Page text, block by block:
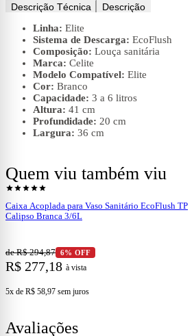
Descrição Técnica
Descrição
Linha: Elite
Sistema de Descarga: EcoFlush
Composição: Louça sanitária
Marca: Celite
Modelo Compatível: Elite
Cor: Branco
Capacidade: 3 a 6 litros
Altura: 41 cm
Profundidade: 20 cm
Largura: 36 cm
Quem viu também viu
shopping_cartVer produto
starstarstarstarstar
Caixa Acoplada para Vaso Sanitário EcoFlush TP
Calipso Branca 3/6L
de R$ 294,87 6% OFF
R$ 277,18 à vista
5x de R$ 58,97 sem juros
Avaliações